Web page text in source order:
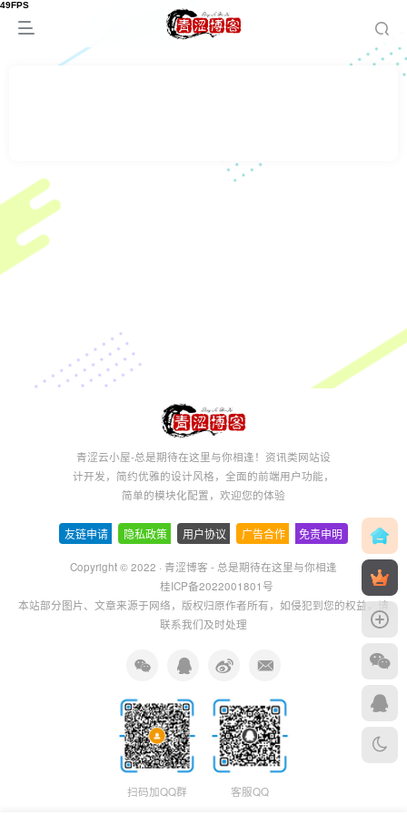
青涩云小屋-总是期待在这里与你相逢！资讯类网站设
计开发，简约优雅的设计风格，全面的前端用户功能，
简单的模块化配置，欢迎您的体验
友链申请 隐私政策 用户协议 广告合作 免责申明
Copyright © 2022 · 青涩博客 - 总是期待在这里与你相逢
桂ICP备2022001801号
本站部分图片、文章来源于网络，版权归原作者所有，如侵犯到您的权益，请
联系我们及时处理
扫码加QQ群 客服QQ